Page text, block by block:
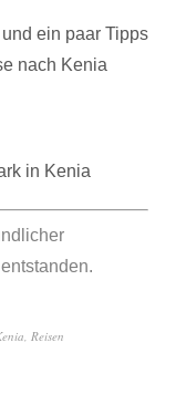
ein paar Tipps
nach Kenia
, Reisen